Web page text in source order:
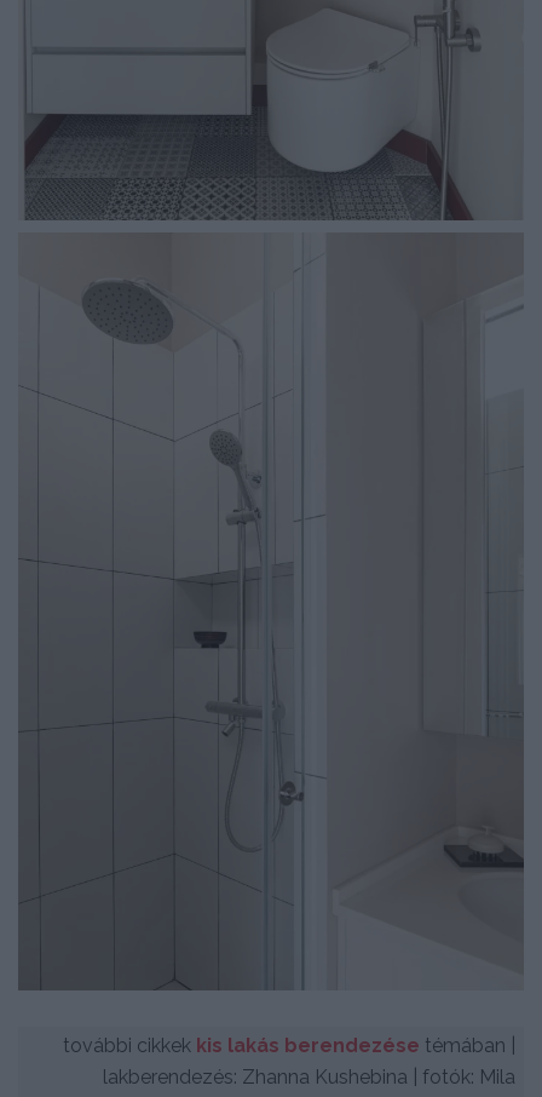
további cikkek kis lakás berendezése témában |
lakberendezés: Zhanna Kushebina | fotók: Mila